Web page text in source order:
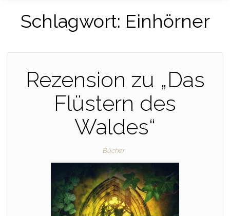
Schlagwort: Einhörner
Rezension zu „Das
Flüstern des
Waldes“
Bücher